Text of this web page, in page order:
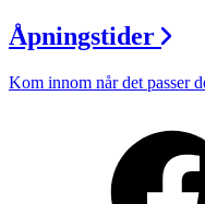
Åpningstider
Kom innom når det passer